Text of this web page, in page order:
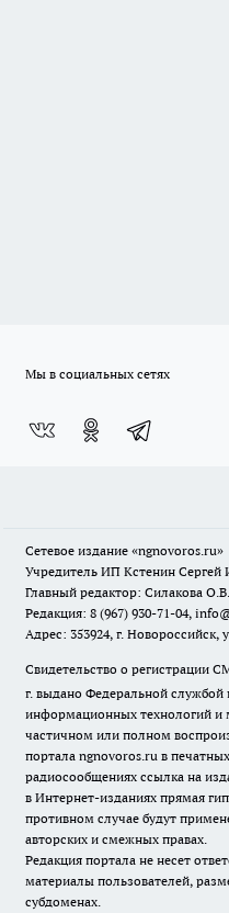
Мы в социальных сетях
Сетевое издание «ngnovoros.ru»
Учредитель ИП Кстенин Сергей
Главный редактор: Силакова О.В.
Редакция: 8 (967) 930-71-04,
Адрес: 353924, г. Новороссийск,
Свидетельство о регистрации
г. выдано Федеральной службой
информационных технологий
частичном или полном
портала ngnovoros.ru в
радиосообщениях ссылка на
в Интернет-изданиях прямая
противном случае будут
авторских и смежных правах.
Редакция портала не несет
материалы пользователей,
субдоменах.